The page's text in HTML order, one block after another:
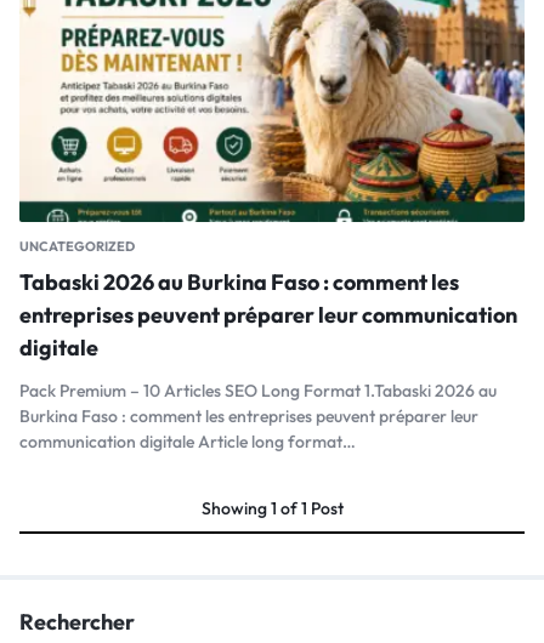
UNCATEGORIZED
Tabaski 2026 au Burkina Faso : comment les
entreprises peuvent préparer leur communication
digitale
Pack Premium – 10 Articles SEO Long Format 1.Tabaski 2026 au
Burkina Faso : comment les entreprises peuvent préparer leur
communication digitale Article long format…
Showing1 of1 Post
Rechercher